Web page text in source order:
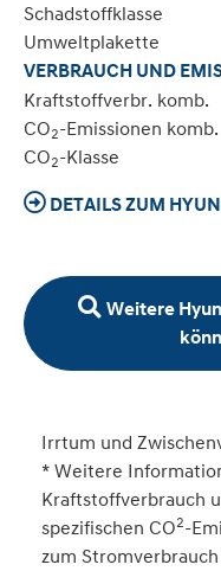
Schadstoffklasse
Umweltplakette
VERBRAUCH UND
Kraftstoffverbr. komb.
CO2-Emissionen komb.
CO2-Klasse
DETAILS ZUM
Weitere
Irrtum und
* Weitere
Kraftstoffverbrauch
spezifischen CO2-
zum